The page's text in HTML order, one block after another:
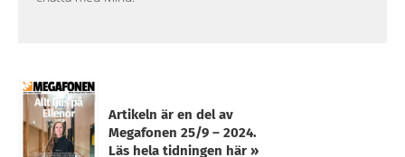
Artikeln är en del av
Megafonen 25/9 – 2024.
Läs hela tidningen här »